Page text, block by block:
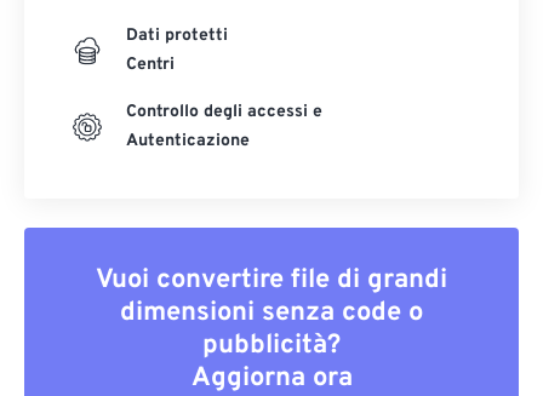
Dati protetti
Centri
Controllo degli accessi e
Autenticazione
Vuoi convertire file di grandi
dimensioni senza code o
pubblicità?
Aggiorna ora